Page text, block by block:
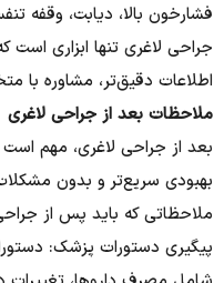
فشارخون بالا، دیابت، وقفه
جراحی لاغری تنها ابزاری
اطلاعات دقیق‌تر، مشاوره با
ملاحظات بعد از جراحی لاغری
بعد از جراحی لاغری، مهم است
بهبودی سریع‌تر و بدون
ملاحظاتی که باید پس از
پیگیری دستورات پزشک: